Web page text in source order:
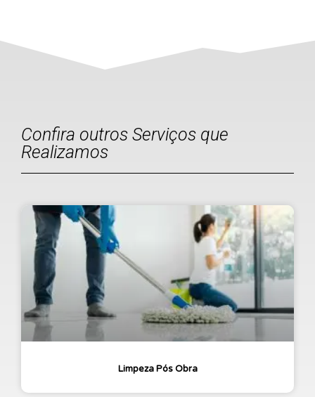
Confira outros Serviços que
Realizamos
Limpeza Pós Obra